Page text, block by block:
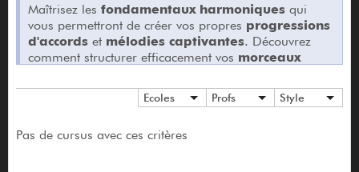
Maîtrisez les fondamentaux harmoniquesqui
vous permettront de créer vos propres progressions
d'accordset mélodies captivantes. Découvrez
comment structurer efficacement vos morceaux
mélodiquejusqu'à l'enrichissement avec des
arrangements guitareadaptés. Nos formations
compositions accomplies
Ecoles Profs Style
Pas de cursus avec ces critères